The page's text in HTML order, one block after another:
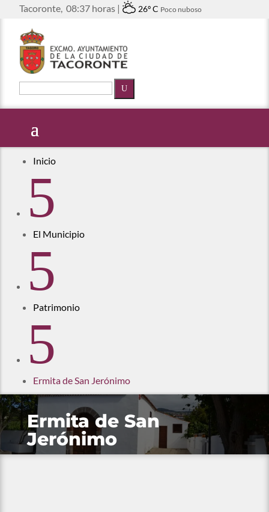
Tacoronte, 08:37 horas | 26º C Poco nuboso
U
Inicio
5
El Municipio
5
Patrimonio
5
Ermita de San Jerónimo
Ermita de San
Jerónimo